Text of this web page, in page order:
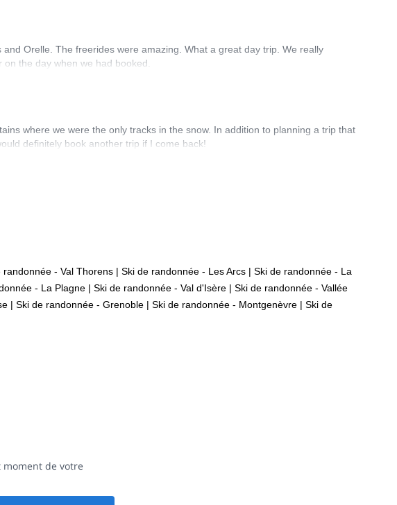
Orelle. The freerides were amazing. What a great day trip. We really
the day when we had booked.
where we were the only tracks in the snow. In addition to planning a trip that
definitely book another trip if I come back!
randonnée - Val Thorens | Ski de randonnée - Les Arcs | Ski de randonnée - La
- La Plagne | Ski de randonnée - Val d'Isère | Ski de randonnée - Vallée
| Ski de randonnée - Grenoble | Ski de randonnée - Montgenèvre | Ski de
de votre